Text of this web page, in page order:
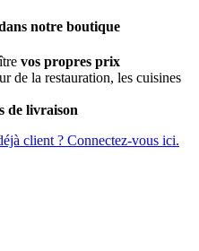
notre boutique
vos propres prix
de la restauration, les cuisines
de livraison
client ? Connectez-vous ici.